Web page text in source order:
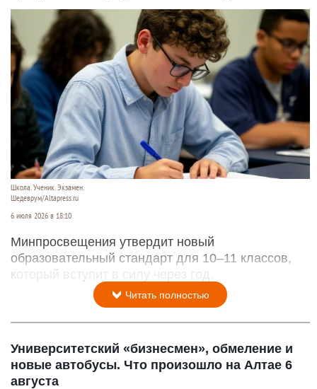
Школа. Ученик. Экзамен.
Шедеврум/Altapress.ru
6 июля 2026 в 18:10
Минпросвещения утвердит новый
образовательный стандарт для 10–11 классов,
который вступит в силу через год.
Читать полностью
Университетский «бизнесмен», обмеление и
новые автобусы. Что произошло на Алтае 6
августа